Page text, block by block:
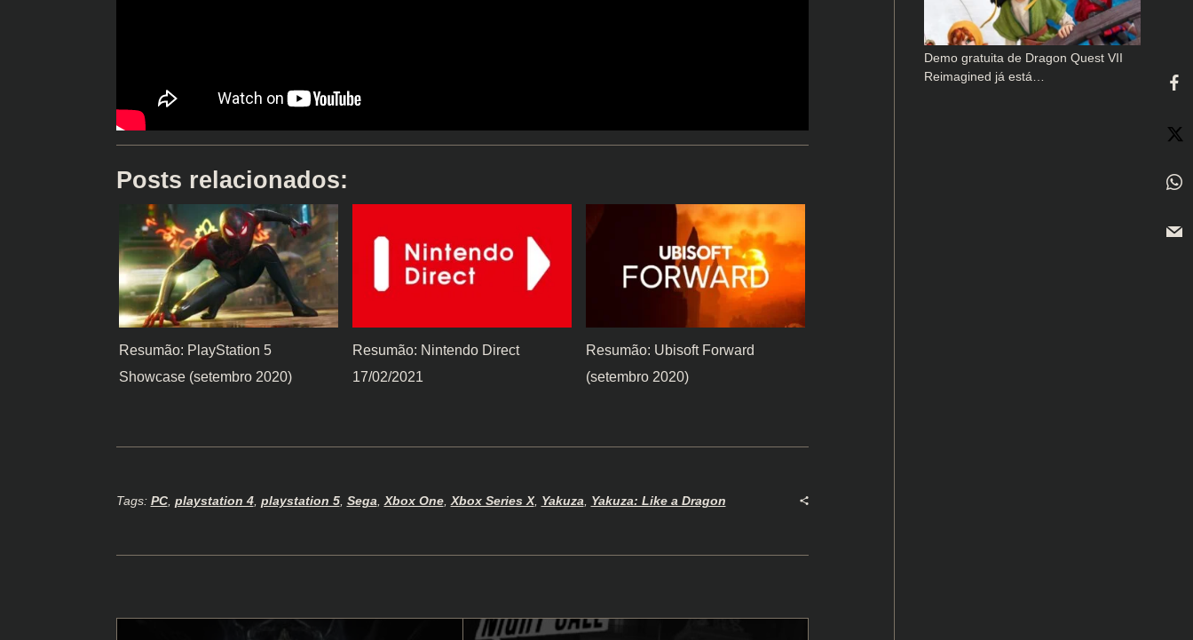
Posts relacionados:
Resumão: PlayStation 5
Showcase (setembro 2020)
Resumão: Nintendo Direct
17/02/2021
Resumão: Ubisoft Forward
(setembro 2020)
Tags: PC, playstation 4, playstation 5, Sega Xbox One, Xbox Series X, Yakuza Yakuza: Like a Dragon
Demo gratuita de Dragon Quest VII
Reimagined já está…